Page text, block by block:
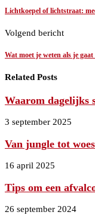
Lichtkoepel of lichtstraat:
Volgend bericht
Wat moet je weten als je
Related Posts
Waarom dagelijks
3 september 2025
Van jungle tot
16 april 2025
Tips om een
26 september 2024